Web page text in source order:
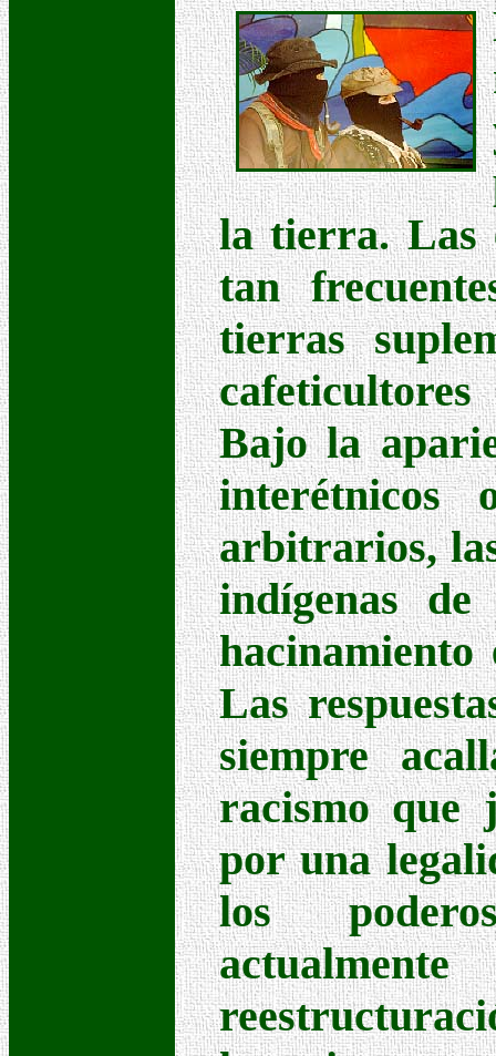
la tierra. Las
tan
tierras
Bajo la
interétnicos
arbitrarios,
indígenas
Las
siempre
racismo que
por una
los